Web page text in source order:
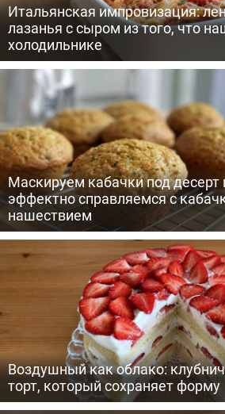
Итальянская импровизация:
лазанья с сыром из того, что
холодильнике
Маскируем кабачки под десерт
эффектно справляемся с
нашествием
Воздушный как облако:
торт, который сохраняет форму